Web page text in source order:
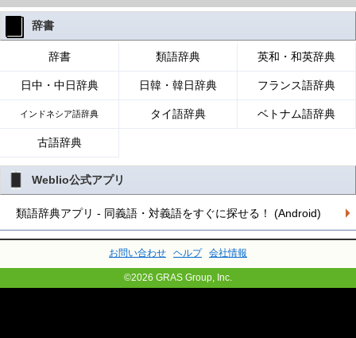
辞書
辞書 類語辞典 英和・和英辞典
日中・中日辞典 日韓・韓日辞典 フランス語辞典
インドネシア語辞典 タイ語辞典 ベトナム語辞典
古語辞典
Weblio公式アプリ
類語辞典アプリ - 同義語・対義語をすぐに探せる！ (Android)
お問い合わせ ヘルプ 会社情報
©2026 GRAS Group, Inc.